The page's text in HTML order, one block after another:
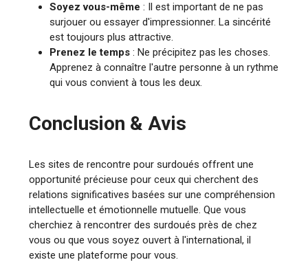
Soyez vous-même : Il est important de ne pas
surjouer ou essayer d'impressionner. La sincérité
est toujours plus attractive.
Prenez le temps : Ne précipitez pas les choses.
Apprenez à connaître l'autre personne à un rythme
qui vous convient à tous les deux.
Conclusion & Avis
Les sites de rencontre pour surdoués offrent une
opportunité précieuse pour ceux qui cherchent des
relations significatives basées sur une compréhension
intellectuelle et émotionnelle mutuelle. Que vous
cherchiez à rencontrer des surdoués près de chez
vous ou que vous soyez ouvert à l'international, il
existe une plateforme pour vous.